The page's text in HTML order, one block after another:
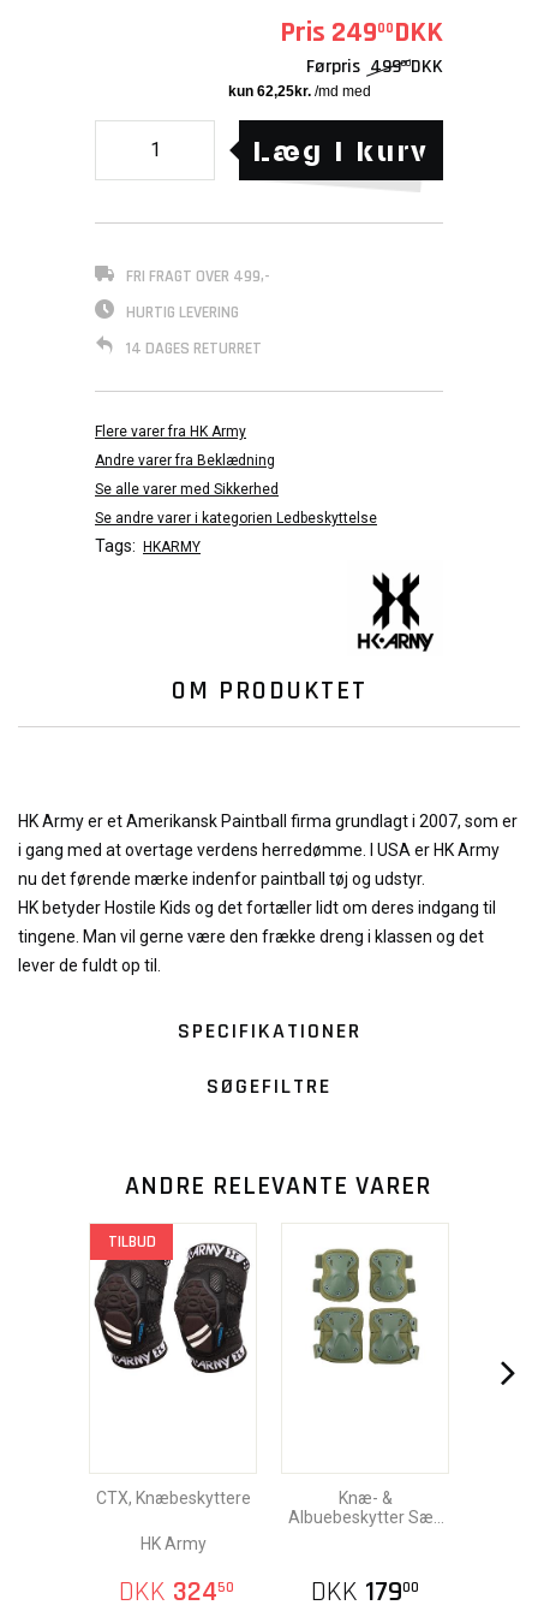
Pris 24900 DKK
Førpris 49900DKK
Læg i kurv
FRI FRAGT OVER 499,-
HURTIG LEVERING
14 DAGES RETURRET
Flere varer fra HK Army
Andre varer fra Beklædning
Se alle varer med Sikkerhed
Se andre varer i kategorien Ledbeskyttelse
Tags: HKARMY
OM PRODUKTET
HK Army er et Amerikansk Paintball firma grundlagt i 2007, som er
i gang med at overtage verdens herredømme. I USA er HK Army
nu det førende mærke indenfor paintball tøj og udstyr.
HK betyder Hostile Kids og det fortæller lidt om deres indgang til
tingene. Man vil gerne være den frække dreng i klassen og det
lever de fuldt op til.
SPECIFIKATIONER
SØGEFILTRE
ANDRE RELEVANTE VARER
TILBUD
CTX, Knæbeskyttere
HK Army
DKK 32450
Knæ- &
Albuebeskytter Sæt,
DKK 17900